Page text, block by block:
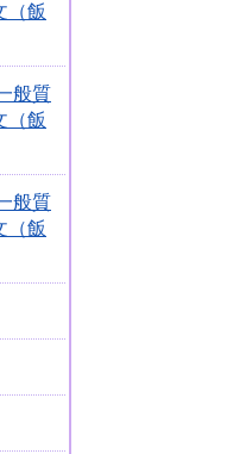
（飯
般質
（飯
般質
（飯